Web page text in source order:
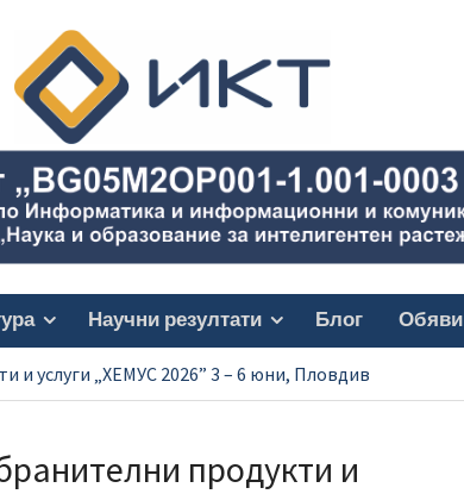
Научни резултати Блог Обяви
и услуги „ХЕМУС 2026” 3 – 6 юни, Пловдив
продукти и